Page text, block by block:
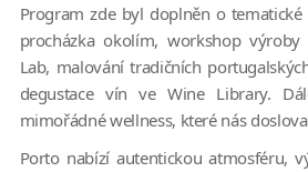
Program zde byl doplněn o
procházka okolím, workshop
Lab, malování tradičních
degustace vín ve Wine Library.
mimořádné wellness, které nás
Porto nabízí autentickou atmosféru,